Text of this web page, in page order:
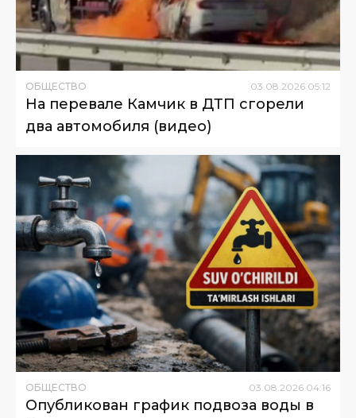
ОБЩЕСТВО 03.08.2026 05:12
На перевале Камчик в ДТП сгорели
два автомобиля (видео)
ОБЩЕСТВО 03 08 2026 04:16
Опубликован график подвоза воды в